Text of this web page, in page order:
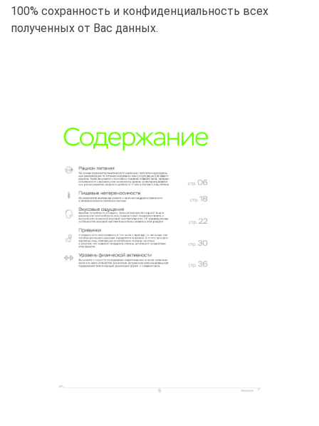
100% сохранность и конфиденциальность всех
полученных от Вас данных.